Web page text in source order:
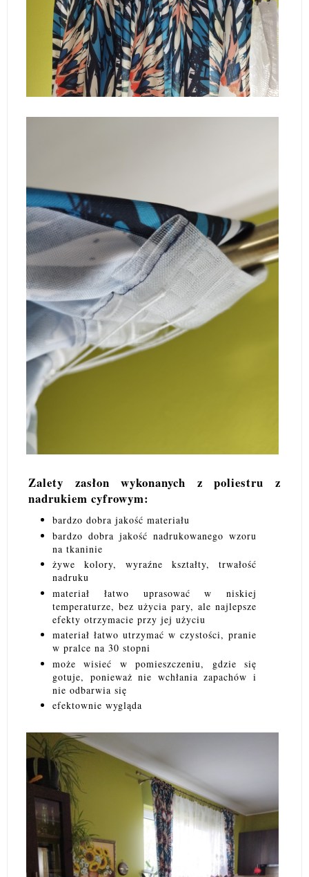
Zalety zasłon wykonanych z poliestru z
nadrukiem cyfrowym:
bardzo dobra jakość materiału
bardzo dobra jakość nadrukowanego wzoru
na tkaninie
żywe kolory, wyraźne kształty, trwałość
nadruku
materiał łatwo uprasować w niskiej
temperaturze, bez użycia pary, ale najlepsze
efekty otrzymacie przy jej użyciu
materiał łatwo utrzymać w czystości, pranie
w pralce na 30 stopni
może wisieć w pomieszczeniu, gdzie się
gotuje, ponieważ nie wchłania zapachów i
nie odbarwia się
efektownie wygląda